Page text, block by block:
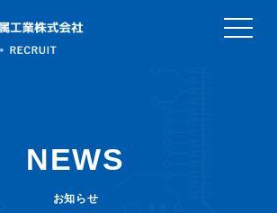
数字で知るSMIC
社員インタビュー
NEWS
お知らせ